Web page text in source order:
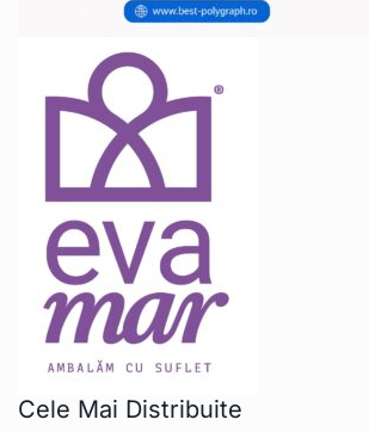
Cele Mai Distribuite